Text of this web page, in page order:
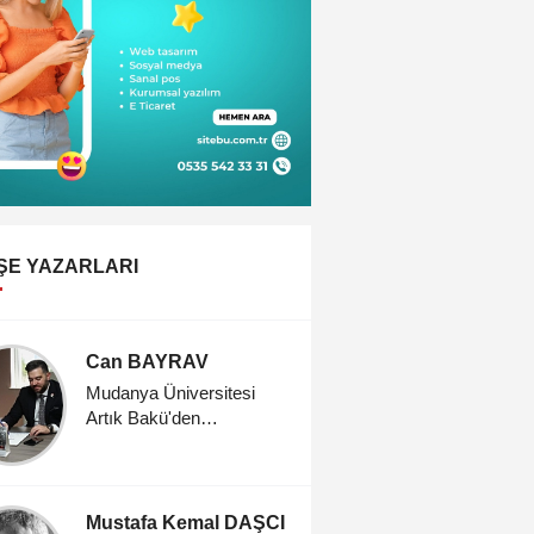
YAZARLARI
Can BAYRAV
Mudanya Üniversitesi
Artık Bakü'den
Mustafa Kemal DAŞCI